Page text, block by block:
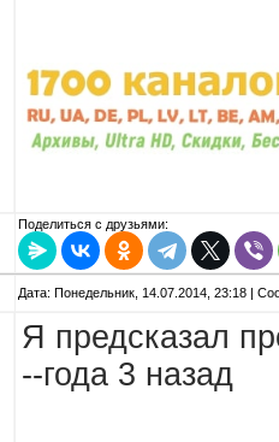
Поделиться с друзьями:
Дата: Понедельник, 14.07.2014, 23:18 |
Я предсказал
--года 3 назад